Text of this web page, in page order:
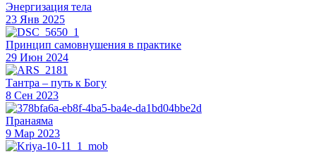
Энергизация тела
23 Янв 2025
Принцип самовнушения в практике
29 Июн 2024
Тантра – путь к Богу
8 Сен 2023
Пранаяма
9 Мар 2023